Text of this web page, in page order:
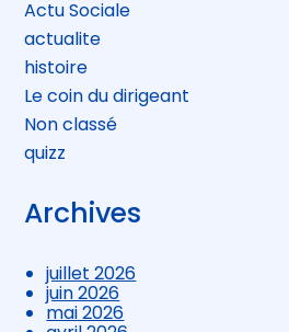
Actu Sociale
actualite
histoire
Le coin du dirigeant
Non classé
quizz
Archives
juillet 2026
juin 2026
mai 2026